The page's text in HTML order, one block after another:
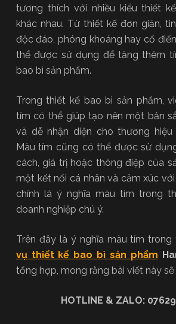
tương thích với nhiều kiểu thiết
khác nhau. Từ thiết kế đơn giản,
độc đáo, phóng khoáng hay cổ
thể được sử dụng để tăng thêm
bao bì sản phẩm.
Trong thiết kế bao bì sản phẩm,
tím có thể giúp tạo nên một bản
và dễ nhận diện cho thương hiệu
Màu tím cũng có thể được sử
cách, giá trị hoặc thông điệp của
một kết nối cá nhân và cảm xúc
chính là ý nghĩa màu tím trong
doanh nghiệp chú ý.
Trên đây là ý nghĩa màu tím trong
vụ thiết kế bao bì sản phẩm
tổng hợp, mong rằng bài viết này sẽ
HOTLINE & ZALO: